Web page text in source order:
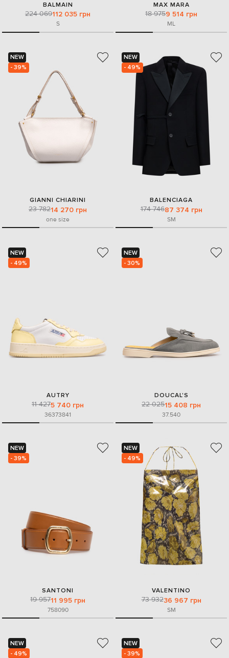
BALMAIN
224 069112 035 грн
S
MAX MARA
18 9759 514 грн
ML
NEW
- 39%
GIANNI CHIARINI
23 78214 270 грн
one size
NEW
- 49%
BALENCIAGA
174 74687 374 грн
SM
NEW
- 49%
AUTRY
11 4275 740 грн
36373841
NEW
- 30%
DOUCAL'S
22 02515 408 грн
37.540
NEW
- 39%
SANTONI
19 95711 995 грн
758090
NEW
- 49%
VALENTINO
73 93236 967 грн
SM
NEW
- 49%
NEW
- 39%